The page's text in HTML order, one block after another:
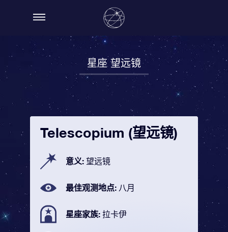
星座 望远镜
Telescopium (望远镜)
意义: 望远镜
最佳观测地点: 八月
星座家族: 拉卡伊